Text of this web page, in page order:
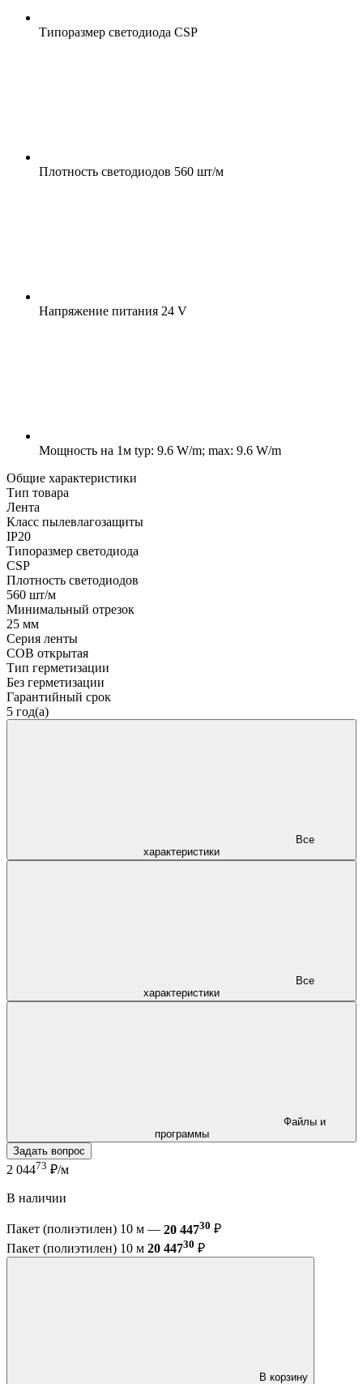
Типоразмер светодиода CSP
Плотность светодиодов 560 шт/м
Напряжение питания 24 V
Мощность на 1м typ: 9.6 W/m; max: 9.6 W/m
Общие характеристики
Тип товара
Лента
Класс пылевлагозащиты
IP20
Типоразмер светодиода
CSP
Плотность светодиодов
560 шт/м
Минимальный отрезок
25 мм
Серия ленты
COB открытая
Тип герметизации
Без герметизации
Гарантийный срок
5 год(а)
характеристики
характеристики
программы
Задать вопрос
2 04473 ₽/м
В наличии
Пакет (полиэтилен) 10 м — 20 44730 ₽
Пакет (полиэтилен) 10 м 20 44730 ₽
В корзину